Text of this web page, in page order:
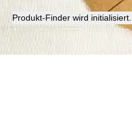
Produkt-Finder wird initialisiert...